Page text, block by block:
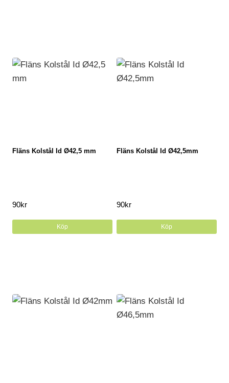
Fläns Kolstål Id Ø42,5 mm
90kr
Köp
Fläns Kolstål Id Ø42,5mm
90kr
Köp